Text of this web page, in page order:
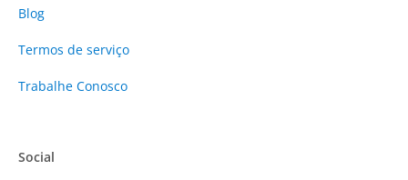
Blog
Termos de serviço
Trabalhe Conosco
Social